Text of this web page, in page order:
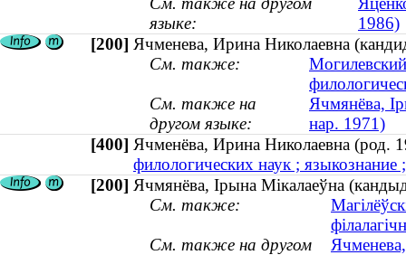
языке:
1986)
[200] Ячменева, Ирина Николаевна
См. также:
См. также на
другом языке:
Ячмянёва,
нар. 1971)
[400] Ячменёва, Ирина Николаевна
филологических наук ; языкознание
[200] Ячмянёва, Ірына Мікалаеўна
См. также:
См. также на другом